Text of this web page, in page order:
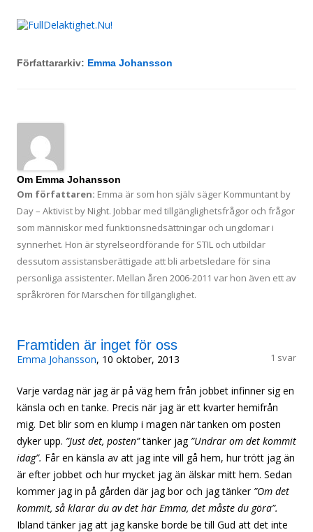
FullDelaktighet.Nu!
Om rätten att leva det liv du vill, oavsett funktionsförmåga.
Författararkiv: Emma Johansson
Om Emma Johansson
Om författaren: Emma är som hon själv säger Kommuntant by
Day – Aktivist by Night. Jobbar med tillgänglighetsfrågor och frågor
som människor med funktionsnedsättningar och ungdomar i
synnerhet. Hon är styrelseordförande för STIL och utbildar
dessutom assistansberättigade att bli arbetsledare för sina
personliga assistenter. Mellan åren 2006-2011 var hon även ett av
språkrören för Marschen för tillgänglighet.
Framtiden är inget för oss
Emma Johansson, 10 oktober, 2013 1 svar
Varje vardag när jag är på väg hem från jobbet infinner sig en
känsla och en tanke. Precis när jag är ett kvarter hemifrån
mig. Det blir som en klump i magen när tanken om posten
dyker upp. ”Just det, posten”tänker jag ”Undrar om det kommit
idag”. Får en känsla av att jag inte vill gå hem, hur trött jag än
är efter jobbet och hur mycket jag än älskar mitt hem. Sedan
kommer jag in på gården där jag bor och jag tänker ”Om det
kommit, så klarar du av det här Emma, det måste du göra”.
Ibland tänker jag att jag kanske borde be till Gud att det inte